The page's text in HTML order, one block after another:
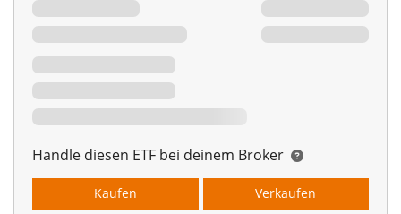
Handle diesen ETF bei deinem Broker
Kaufen Verkaufen